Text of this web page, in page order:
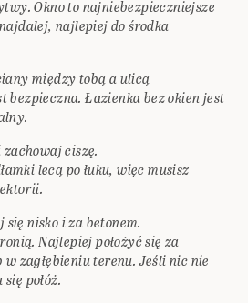
Okno to najniebezpieczniejsze
najlepiej do środka
między tobą a ulicą
bezpieczna. Łazienka bez okien jest
zachowaj ciszę.
lecą po łuku, więc musisz
nisko i za betonem.
Najlepiej położyć się za
zagłębieniu terenu. Jeśli nic nie
połóż.